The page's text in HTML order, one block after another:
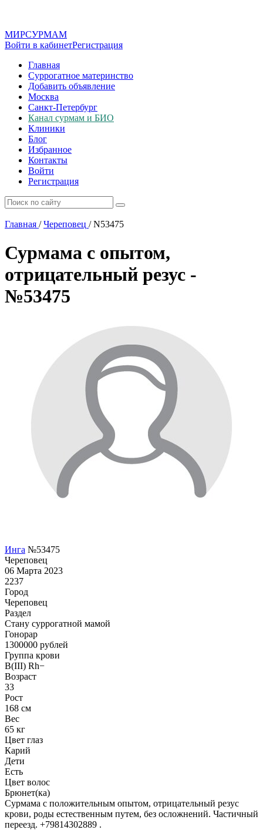
МИРСУРМАМ
Войти в кабинетРегистрация
Главная
Суррогатное материнство
Добавить объявление
Москва
Санкт-Петербург
Канал сурмам и БИО
Клиники
Блог
Избранное
Контакты
Войти
Регистрация
Главная / Череповец /N53475
Сурмама с опытом,
отрицательный резус -
№53475
Инга №53475
Череповец
06 Марта 2023
2237
Город
Череповец
Раздел
Cтану суррогатной мамой
Гонoрар
1300000 рублей
Группа крови
B(III) Rh−
Возраст
33
Рост
168 см
Вес
65 кг
Цвет глаз
Карий
Дети
Есть
Цвет волос
Брюнет(ка)
Сурмама с положительным опытом, отрицательный резус
крови, роды естественным путем, без осложнений. Частичный
переезд. +79814302889 .